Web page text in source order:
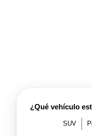
¿Qué vehículo
SUV